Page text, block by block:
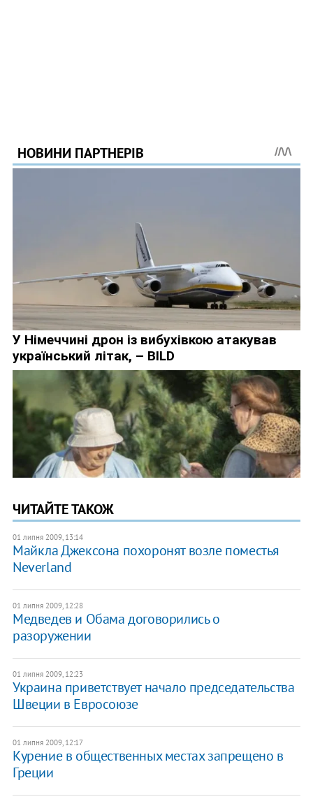
ЧИТАЙТЕ ТАКОЖ
01 липня 2009, 13:14
Майкла Джексона похоронят возле поместья
Neverland
01 липня 2009, 12:28
Медведев и Обама договорились о
разоружении
01 липня 2009, 12:23
Украина приветствует начало председательства
Швеции в Евросоюзе
01 липня 2009, 12:17
Курение в общественных местах запрещено в
Греции